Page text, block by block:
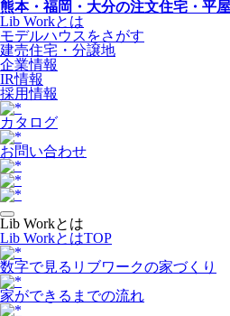
熊本・福岡・大分の注文住宅・平
Lib Workとは
モデルハウスをさがす
建売住宅・分譲地
企業情報
IR情報
採用情報
カタログ
お問い合わせ
Lib Workとは
Lib WorkとはTOP
数字で⾒るリブワークの家づくり
家ができるまでの流れ